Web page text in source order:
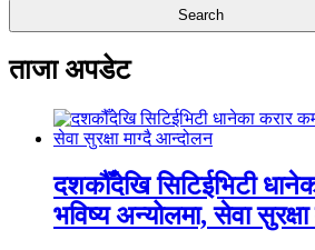
ताजा अपडेट
दशकौँदेखि सिटिईभिटी
भविष्य अन्योलमा, सेवा